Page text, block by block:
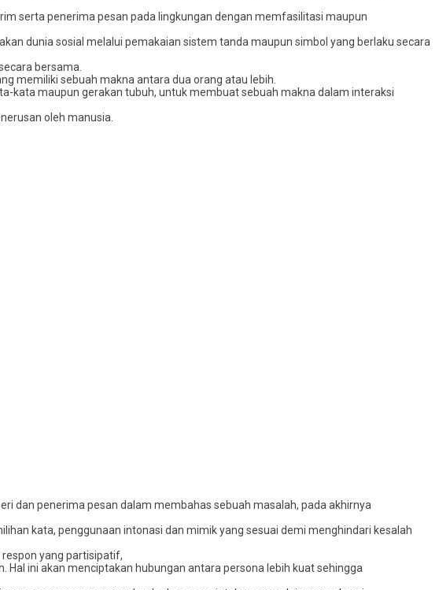
serta penerima pesan pada lingkungan dengan memfasilitasi maupun
dunia sosial melalui pemakaian sistem tanda maupun simbol yang berlaku secara
bersama.
memiliki sebuah makna antara dua orang atau lebih.
kata maupun gerakan tubuh, untuk membuat sebuah makna dalam interaksi
oleh manusia.
dan penerima pesan dalam membahas sebuah masalah, pada akhirnya
kata, penggunaan intonasi dan mimik yang sesuai demi menghindari kesalah
yang partisipatif,
ini akan menciptakan hubungan antara persona lebih kuat sehingga